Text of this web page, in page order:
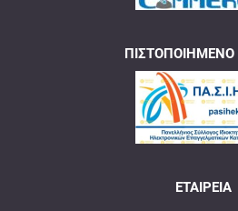
ΕΤΑΙΡΕΊΑ